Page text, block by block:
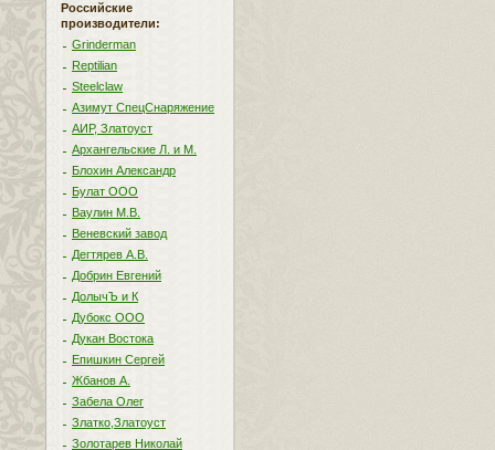
Российские
производители:
Grinderman
Reptilian
Steelclaw
Азимут СпецСнаряжение
АИР, Златоуст
Архангельские Л. и М.
Блохин Александр
Булат ООО
Ваулин М.В.
Веневский завод
Дегтярев А.В.
Добрин Евгений
ДолычЪ и К
Дубокс ООО
Дукан Востока
Епишкин Сергей
Жбанов А.
Забела Олег
Златко,Златоуст
Золотарев Николай